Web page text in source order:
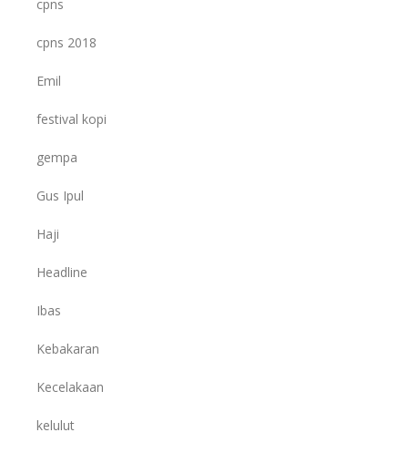
cpns
cpns 2018
Emil
festival kopi
gempa
Gus Ipul
Haji
Headline
Ibas
Kebakaran
Kecelakaan
kelulut